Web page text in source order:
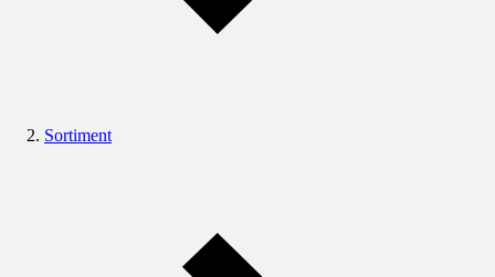
Sortiment